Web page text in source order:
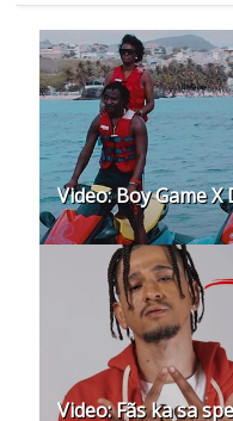
Video: Boy Game X
Video: Fãs ka sa